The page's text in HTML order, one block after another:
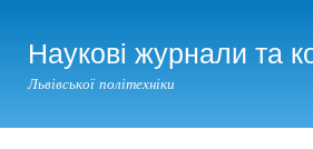
Наукові журнали та
Львівської політехніки